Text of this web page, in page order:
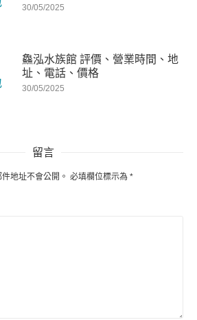
30/05/2025
鱻泓水族館 評價、營業時間、地
址、電話、價格
30/05/2025
留言
地址不會公開。 必填欄位標示為 *